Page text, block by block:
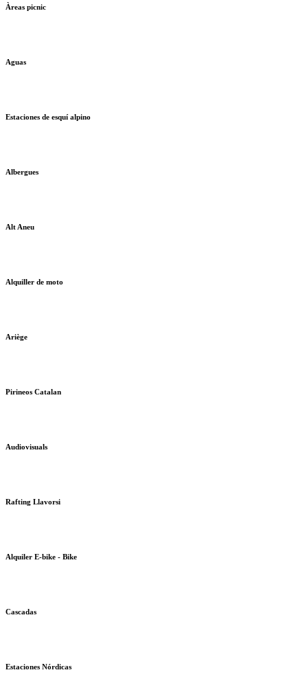
Àreas picnic
Aguas
Estaciones de esquí alpino
Albergues
Alt Aneu
Alquiller de moto
Ariège
Pirineos Catalan
Audiovisuals
Rafting Llavorsi
Alquiler E-bike - Bike
Cascadas
Estaciones Nórdicas